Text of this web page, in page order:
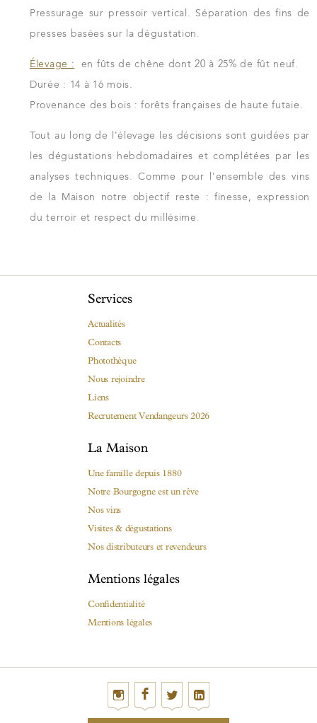
Pressurage sur pressoir vertical. Séparation des fins de
presses basées sur la dégustation.
Élevage : en fûts de chêne dont 20 à 25% de fût neuf.
Durée : 14 à 16 mois.
Provenance des bois : forêts françaises de haute futaie.
Tout au long de l'élevage les décisions sont guidées par
les dégustations hebdomadaires et complétées par les
analyses techniques. Comme pour l'ensemble des vins
de la Maison notre objectif reste : finesse, expression
du terroir et respect du millésime.
Services
Actualités
Contacts
Photothèque
Nous rejoindre
Liens
Recrutement Vendangeurs 2026
La Maison
Une famille depuis 1880
Notre Bourgogne est un rêve
Nos vins
Visites & dégustations
Nos distributeurs et revendeurs
Mentions légales
Confidentialité
Mentions légales